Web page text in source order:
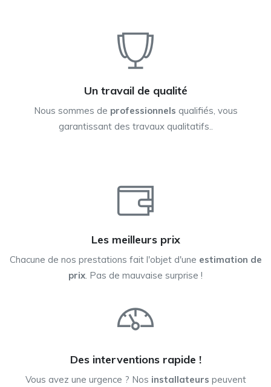
Un travail de qualité
Nous sommes de professionnels qualifiés, vous
garantissant des travaux qualitatifs..
Les meilleurs prix
Chacune de nos prestations fait l'objet d'une estimation de
prix . Pas de mauvaise surprise !
Des interventions rapide !
Vous avez une urgence ? Nos installateurs peuvent